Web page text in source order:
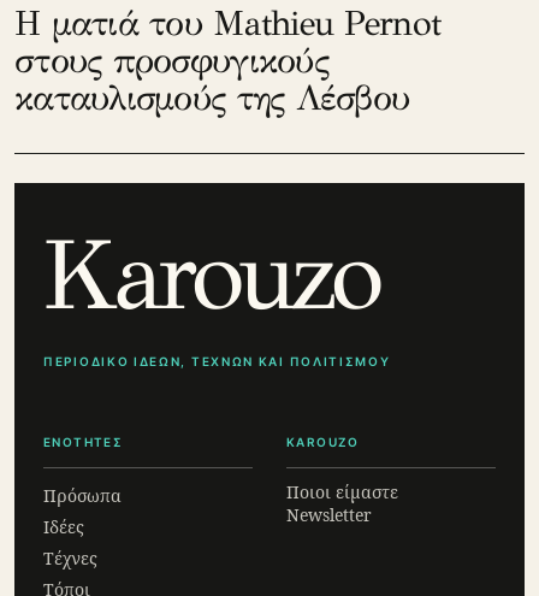
Η ματιά του Mathieu Pernot
στους προσφυγικούς
καταυλισμούς της Λέσβου
Karouzo
ΠΕΡΙΟΔΙΚΟ ΙΔΕΩΝ, ΤΕΧΝΩΝ ΚΑΙ ΠΟΛΙΤΙΣΜΟΥ
ΕΝΟΤΗΤΕΣ
Πρόσωπα
Ιδέες
Τέχνες
Τόποι
KAROUZO
Ποιοι είμαστε
Newsletter